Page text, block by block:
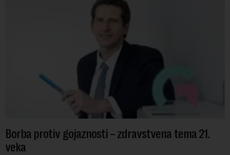
Borba protiv gojaznosti – zdravstvena tema 21.
veka